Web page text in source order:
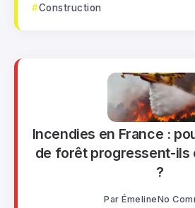
Construction
Incendies en France :
de forêt progressent-ils
?
Par ÉmelineNo